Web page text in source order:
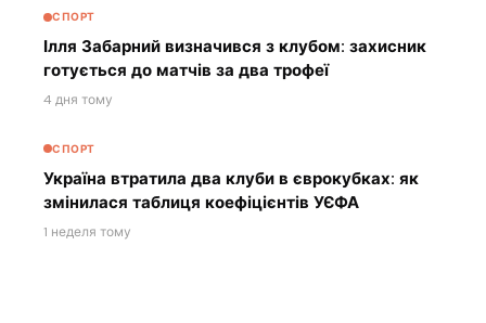
СПОРТ
Ілля Забарний визначився з клубом: захисник
готується до матчів за два трофеї
4 дня тому
СПОРТ
Україна втратила два клуби в єврокубках: як
змінилася таблиця коефіцієнтів УЄФА
1 неделя тому